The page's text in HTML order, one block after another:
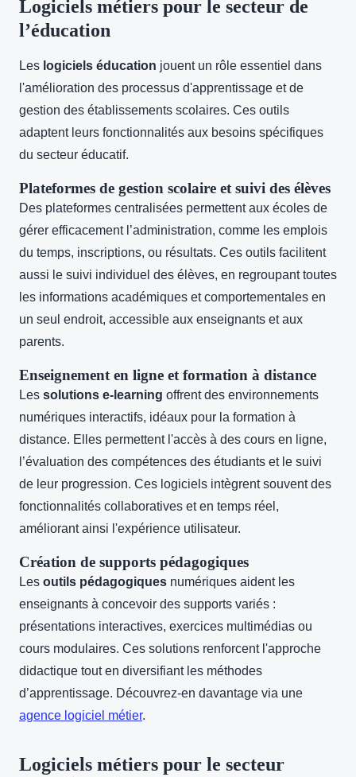
Logiciels métiers pour le secteur de
l’éducation
Les logiciels éducation jouent un rôle essentiel dans
l'amélioration des processus d'apprentissage et de
gestion des établissements scolaires. Ces outils
adaptent leurs fonctionnalités aux besoins spécifiques
du secteur éducatif.
Plateformes de gestion scolaire et suivi des élèves
Des plateformes centralisées permettent aux écoles de
gérer efficacement l’administration, comme les emplois
du temps, inscriptions, ou résultats. Ces outils facilitent
aussi le suivi individuel des élèves, en regroupant toutes
les informations académiques et comportementales en
un seul endroit, accessible aux enseignants et aux
parents.
Enseignement en ligne et formation à distance
Les solutions e-learning offrent des environnements
numériques interactifs, idéaux pour la formation à
distance. Elles permettent l'accès à des cours en ligne,
l’évaluation des compétences des étudiants et le suivi
de leur progression. Ces logiciels intègrent souvent des
fonctionnalités collaboratives et en temps réel,
améliorant ainsi l'expérience utilisateur.
Création de supports pédagogiques
Les outils pédagogiques numériques aident les
enseignants à concevoir des supports variés :
présentations interactives, exercices multimédias ou
cours modulaires. Ces solutions renforcent l'approche
didactique tout en diversifiant les méthodes
d’apprentissage. Découvrez-en davantage via une
agence logiciel métier.
Logiciels métiers pour le secteur